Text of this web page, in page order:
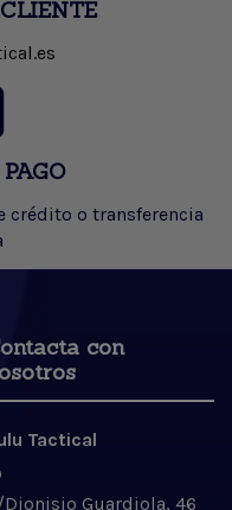
crédito o transferencia
con
Tactical
Dionisio Guardiola, 46